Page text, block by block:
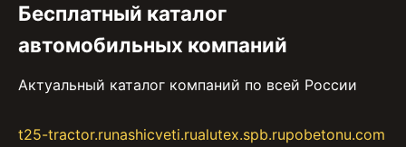
Бесплатный каталог
автомобильных компаний
Актуальный каталог компаний по всей России
t25-tractor.runashicveti.rualutex.spb.rupobetonu.com